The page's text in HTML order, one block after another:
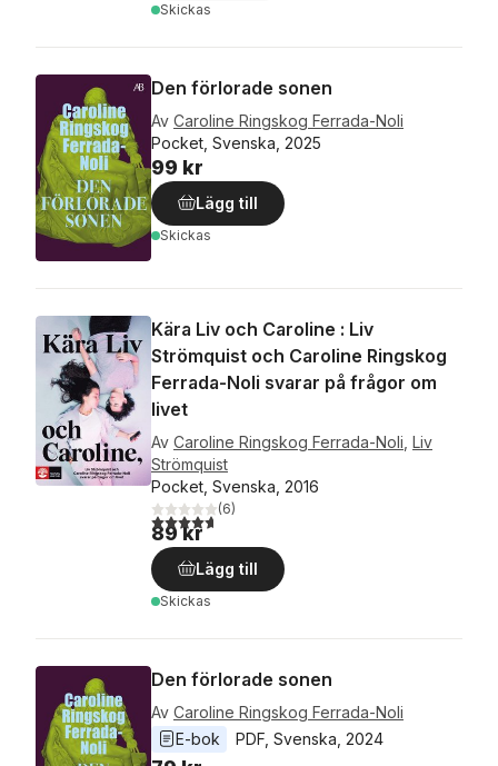
Skickas
Den förlorade sonen
Av Caroline Ringskog Ferrada-Noli
Pocket, Svenska, 2025
99 kr
Lägg till
Skickas
Kära Liv och Caroline : Liv
Strömquist och Caroline Ringskog
Ferrada-Noli svarar på frågor om
livet
Av Caroline Ringskog Ferrada-Noli, Liv
Strömquist
Pocket, Svenska, 2016
4,7utav 5 stjärnor. Totalt antal röster:
(6)
89 kr
Lägg till
Skickas
Den förlorade sonen
Av Caroline Ringskog Ferrada-Noli
E-bok
PDF, Svenska, 2024